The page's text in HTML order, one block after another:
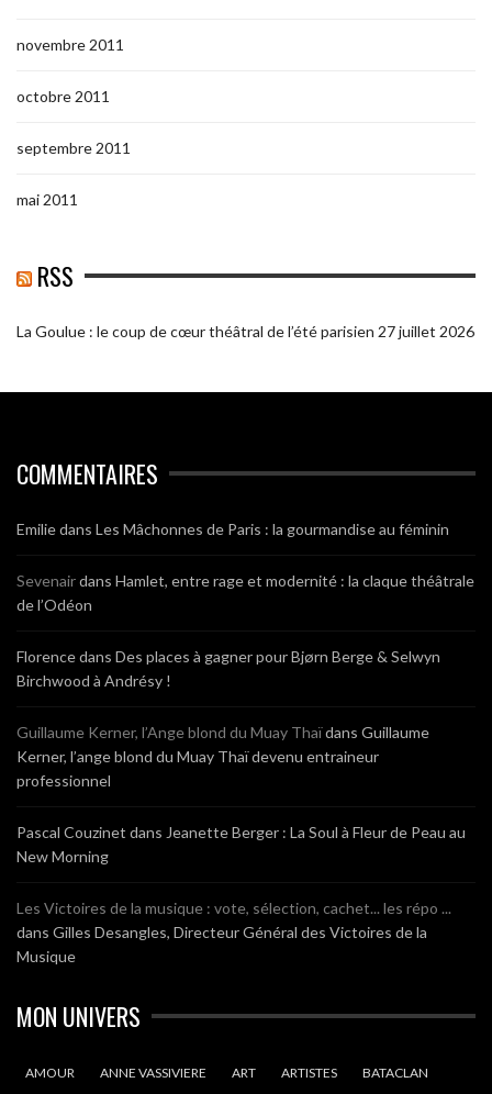
novembre 2011
octobre 2011
septembre 2011
mai 2011
RSS
La Goulue : le coup de cœur théâtral de l’été parisien 27 juillet 2026
COMMENTAIRES
Emiliedans Les Mâchonnes de Paris : la gourmandise au féminin
Sevenairdans Hamlet, entre rage et modernité : la claque théâtrale
de l’Odéon
Florencedans Des places à gagner pour Bjørn Berge & Selwyn
Birchwood à Andrésy !
Guillaume Kerner, l’Ange blond du Muay Thaïdans Guillaume
Kerner, l’ange blond du Muay Thaï devenu entraineur
professionnel
Pascal Couzinet dans Jeanette Berger : La Soul à Fleur de Peau au
New Morning
Les Victoires de la musique : vote, sélection, cachet... les répo ...
dans Gilles Desangles, Directeur Général des Victoires de la
Musique
MON UNIVERS
AMOUR ANNE VASSIVIERE ART ARTISTES BATACLAN